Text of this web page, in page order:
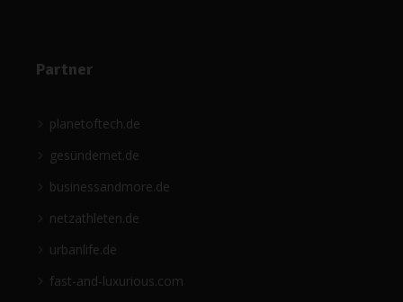
Partner
planetoftech.de
gesündernet.de
businessandmore.de
netzathleten.de
urbanlife.de
fast-and-luxurious.com